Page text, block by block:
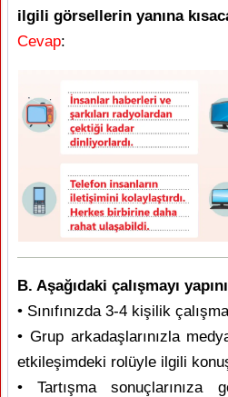
ilgili görsellerin yanına
Cevap:
B. Aşağıdaki çalışmayı
• Sınıfınızda 3-4 kişilik
• Grup arkadaşlarınızla
etkileşimdeki rolüyle ilgili
• Tartışma sonuçlarınıza